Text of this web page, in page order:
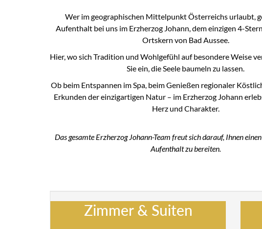
Wer im geographischen Mittelpunkt Österreichs urlaubt,
Aufenthalt bei uns im Erzherzog Johann, dem einzigen 4-
Ortskern von Bad Aussee.
Hier, wo sich Tradition und Wohlgefühl auf besondere Weise
Sie ein, die Seele baumeln zu lassen.
Ob beim Entspannen im Spa, beim Genießen regionaler
Erkunden der einzigartigen Natur – im Erzherzog Johann
Herz und Charakter.
Das gesamte Erzherzog Johann-Team freut sich darauf, Ihnen
Aufenthalt zu bereiten.
Zimmer & Suiten